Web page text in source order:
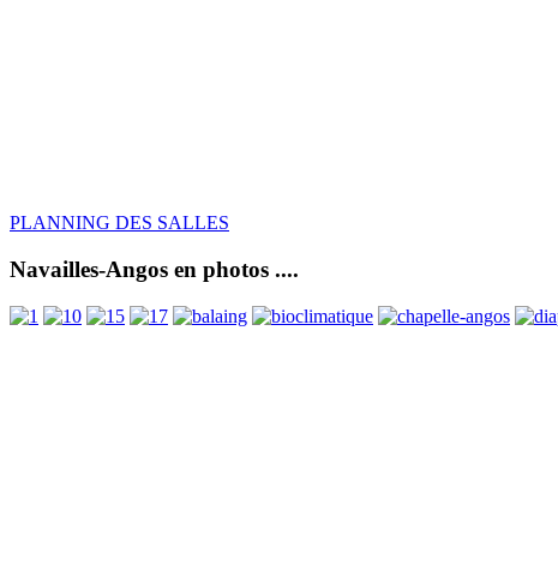
PLANNING DES SALLES
Navailles-Angos en photos ....